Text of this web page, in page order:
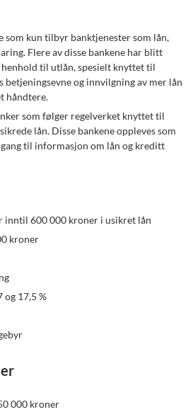
som kun tilbyr banktjenester som lån,
Flere av disse bankene har blitt
til utlån, spesielt knyttet til
og innvilgning av mer lån
håndtere.
som følger regelverket knyttet til
lån. Disse bankene oppleves som
til informasjon om lån og kreditt
inntil 600 000 kroner i usikret lån
kroner
17,5 %
000 kroner